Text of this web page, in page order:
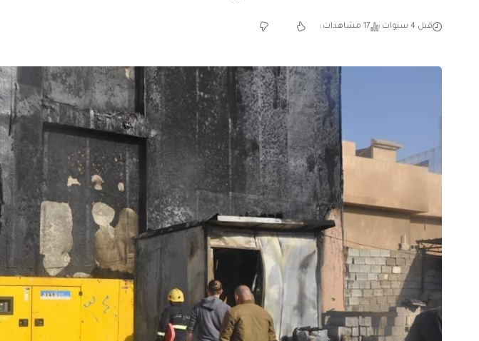
قبل 4 سنوات 17 مشاهدات